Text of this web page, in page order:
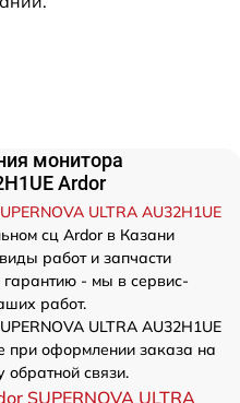
монитора
Ardor
ULTRA AU32H1UE
сц Ardor в Казани
работ и запчасти
- мы в сервис-
работ.
ULTRA AU32H1UE
при оформлении заказа на
обратной связи.
SUPERNOVA ULTRA